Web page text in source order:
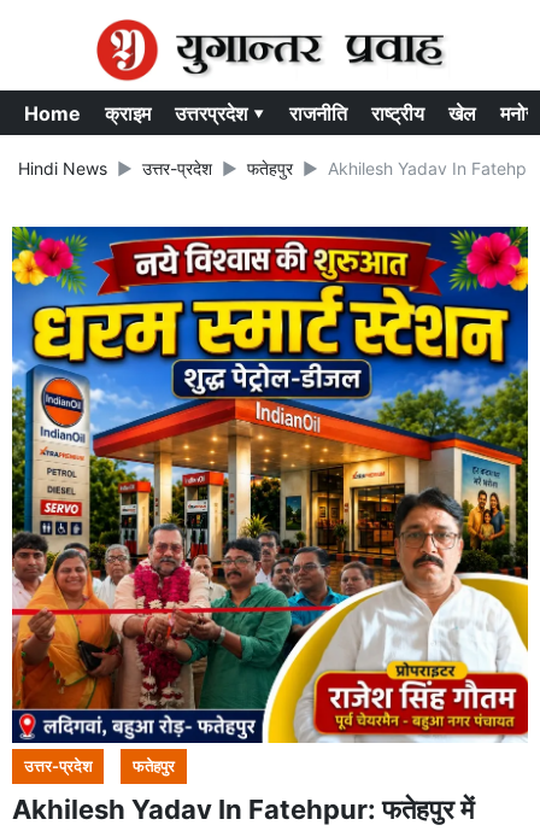
Home क्राइम उत्तरप्रदेश ▾ राजनीति राष्ट्रीय खेल
Hindi News उत्तर-प्रदेश फतेहपुर Akhilesh Yadav In Fatehpur:
उत्तर-प्रदेश फतेहपुर
Akhilesh Yadav In Fatehpur: फतेहपुर में